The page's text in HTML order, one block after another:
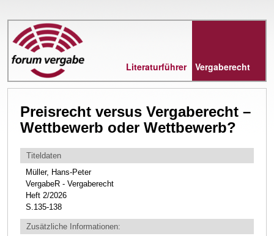
Literaturführer Vergaberecht
Preisrecht versus Vergaberecht –
Wettbewerb oder Wettbewerb?
Titeldaten
Müller, Hans-Peter
VergabeR - Vergaberecht
Heft 2/2026
S.135-138
Zusätzliche Informationen: